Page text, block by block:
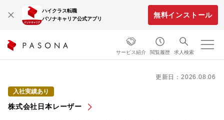
ハイクラス転職
パソナキャリア公式アプリ
無料インストール
サービス紹介 閲覧履歴 求人検索
更新日：2026.08.06
入社実績あり
株式会社日本レーザー